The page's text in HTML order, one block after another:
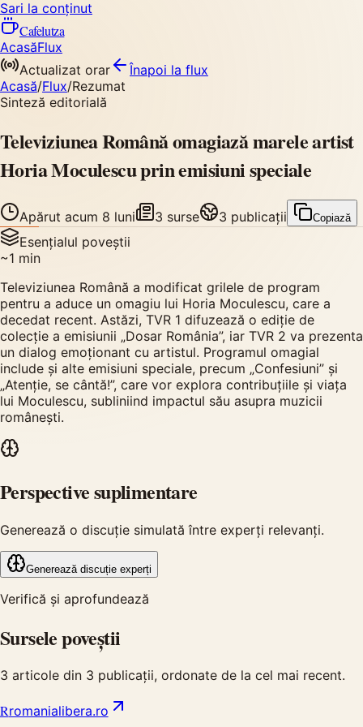
Sari la conținut
Cafelutza
AcasăFlux
Actualizat orar
Înapoi la flux
Acasă/Flux/Rezumat
Sinteză editorială
Televiziunea Română omagiază marele artist
Horia Moculescu prin emisiuni speciale
Apărut acum 8 luni 3 surse 3 publicații Copiază
Esențialul poveștii
~1 min
Televiziunea Română a modificat grilele de program
pentru a aduce un omagiu lui Horia Moculescu, care a
decedat recent. Astăzi, TVR 1 difuzează o ediție de
colecție a emisiunii „Dosar România”, iar TVR 2 va prezenta
un dialog emoționant cu artistul. Programul omagial
include și alte emisiuni speciale, precum „Confesiuni” și
„Atenție, se cântă!”, care vor explora contribuțiile și viața
lui Moculescu, subliniind impactul său asupra muzicii
românești.
Perspective suplimentare
Generează o discuție simulată între experți relevanți.
Generează discuție experți
Verifică și aprofundează
Sursele poveștii
3 articole din 3 publicații, ordonate de la cel mai recent.
Rromanialibera.ro